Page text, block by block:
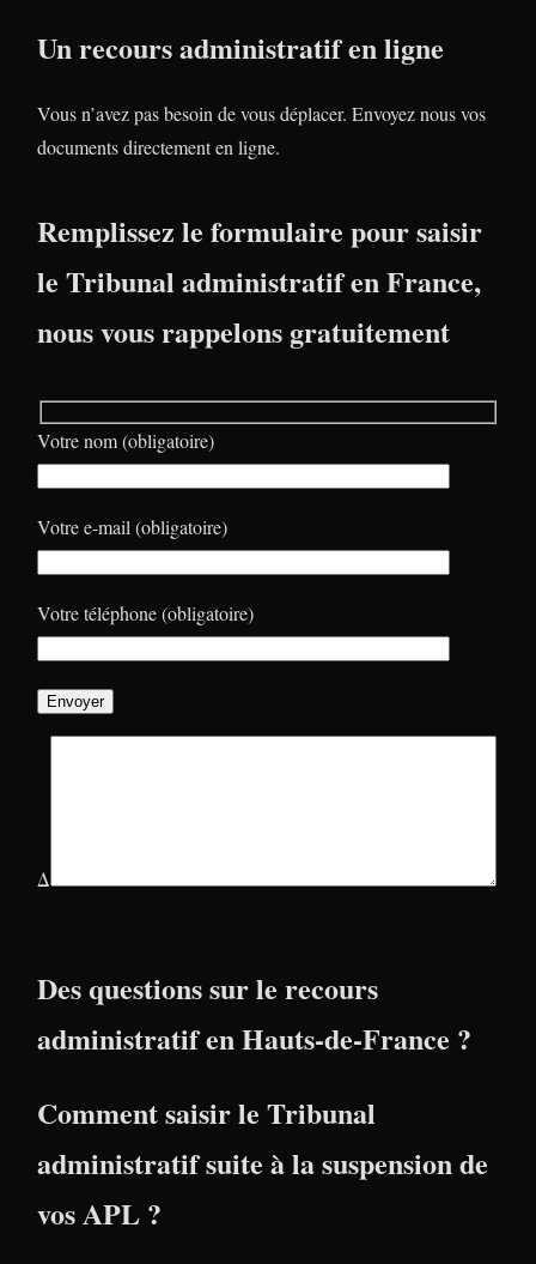
Un recours administratif en ligne
Vous n’avez pas besoin de vous déplacer. Envoyez nous vos
documents directement en ligne.
Remplissez le formulaire pour saisir
le Tribunal administratif en France,
nous vous rappelons gratuitement
Votre nom (obligatoire)
Votre e-mail (obligatoire)
Votre téléphone (obligatoire)
Δ
Des questions sur le recours
administratif en Hauts-de-France ?
Comment saisir le Tribunal
administratif suite à la suspension de
vos APL ?